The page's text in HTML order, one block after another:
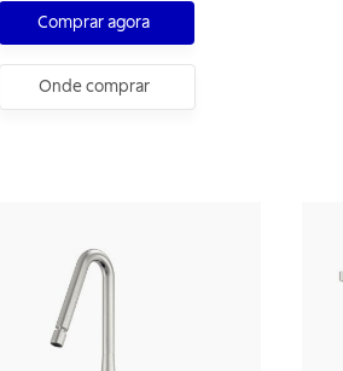
Comprar agora
Onde comprar